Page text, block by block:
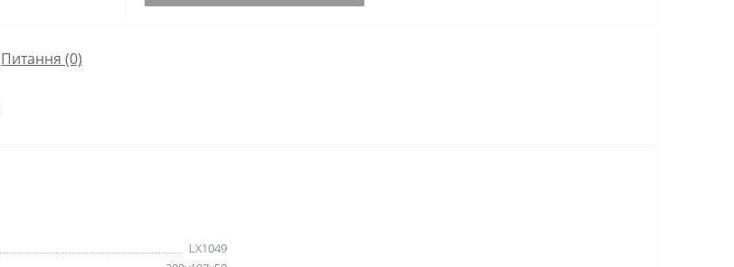
Питання (0)
LX1049